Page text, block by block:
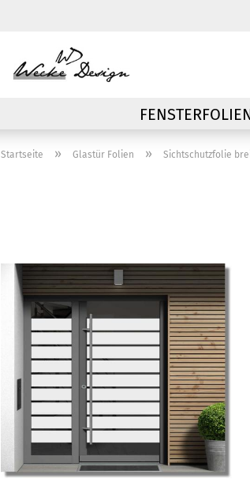
Startseite » Glastür Folien » Sichtschutzfolie